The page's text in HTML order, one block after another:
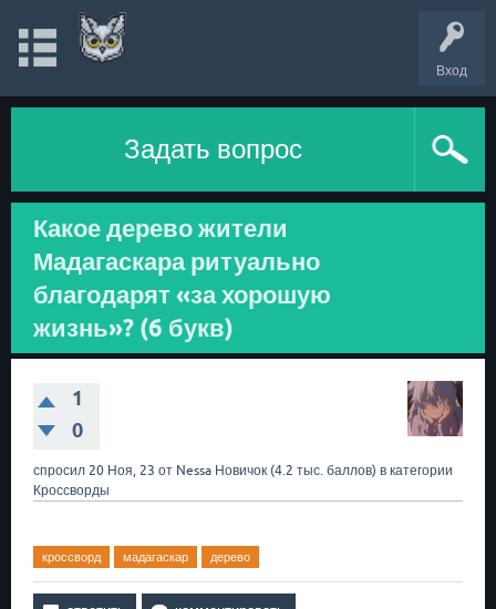
Вход
Задать вопрос
Какое дерево жители
Мадагаскара ритуально
благодарят «за хорошую
жизнь»? (6 букв)
1
0
спросил 20 Ноя, 23 от Nessa Новичок (4.2 тыс. баллов) в категории
Кроссворды
кроссворд мадагаскар дерево